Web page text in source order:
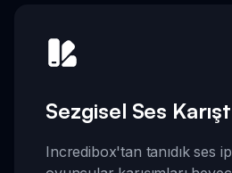
Sezgisel Ses
Incredibox'tan tanıdık ses